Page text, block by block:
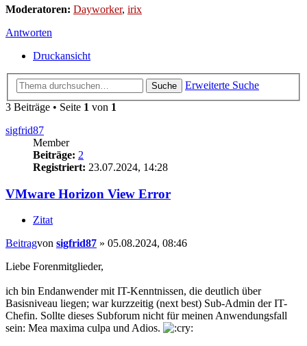
Moderatoren: Dayworker, irix
Antworten
Druckansicht
Suche
Erweiterte Suche
3 Beiträge • Seite 1 von 1
sigfrid87
Member
Beiträge: 2
Registriert: 23.07.2024, 14:28
VMware Horizon View Error
Zitat
Beitragvon sigfrid87 » 05.08.2024, 08:46
Liebe Forenmitglieder,
ich bin Endanwender mit IT-Kenntnissen, die deutlich über
Basisniveau liegen; war kurzzeitig (next best) Sub-Admin der IT-
Chefin. Sollte dieses Subforum nicht für meinen Anwendungsfall
sein: Mea maxima culpa und Adios.